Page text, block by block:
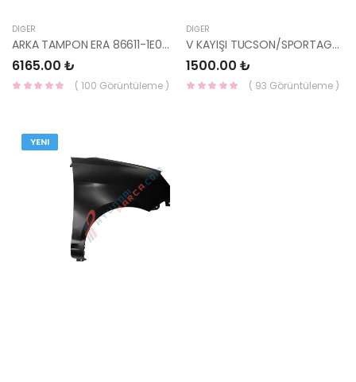
DIĞER
ARKA TAMPON ERA 86611-1E000-HMC
6165.00 ₺
( 100 Görüntüleme )
DIĞER
V KAYIŞI TUCSON/SPORTAGE/STONİC 25212-2U030-MOBIS
1500.00 ₺
( 93 Görüntüleme )
YENI